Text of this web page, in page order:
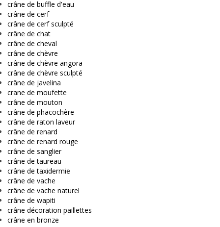
crâne de buffle d'eau
crâne de cerf
crâne de cerf sculpté
crâne de chat
crâne de cheval
crâne de chèvre
crâne de chèvre angora
crâne de chèvre sculpté
crâne de javelina
crane de moufette
crâne de mouton
crâne de phacochère
crâne de raton laveur
crâne de renard
crâne de renard rouge
crâne de sanglier
crâne de taureau
crâne de taxidermie
crâne de vache
crâne de vache naturel
crâne de wapiti
crâne décoration paillettes
crâne en bronze